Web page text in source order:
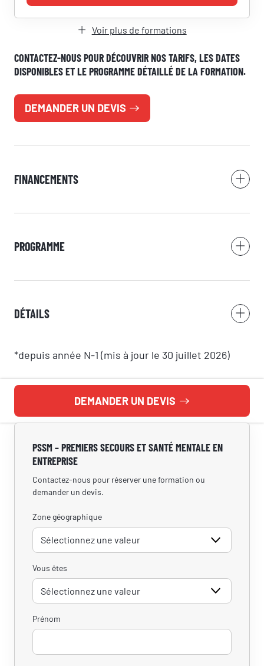
Voir plus de formations
CONTACTEZ-NOUS POUR DÉCOUVRIR NOS TARIFS, LES DATES
DISPONIBLES ET LE PROGRAMME DÉTAILLÉ DE LA FORMATION.
DEMANDER UN DEVIS
FINANCEMENTS
PROGRAMME
DÉTAILS
*depuis année N-1 (mis à jour le 30 juillet 2026)
DEMANDER UN DEVIS
PSSM – PREMIERS SECOURS ET SANTÉ MENTALE EN
ENTREPRISE
Contactez-nous pour réserver une formation ou
demander un devis.
Zone géographique
Vous êtes
Prénom
RÉSERVER UNE SESSION
Vous êtes
Prénom
RÉSERVER
SI.Groupe utilise vos données pour répondre à votre demande et, avec
votre accord, vous adresser ses offres. Pour en savoir plus, consultez
notre politique de confidentialité.